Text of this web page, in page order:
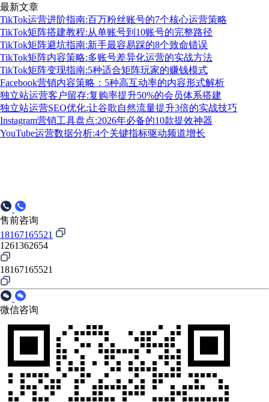
最新文章
TikTok运营进阶指南:百万粉丝账号的7个核心运营策略
TikTok矩阵搭建教程:从单账号到10账号的完整路径
TikTok矩阵避坑指南:新手最容易踩的8个致命错误
TikTok矩阵内容策略:多账号差异化运营的实战方法
TikTok矩阵变现指南:5种适合矩阵玩家的赚钱模式
Facebook营销内容策略：5种高互动率的内容形式解析
独立站运营客户留存:复购率提升50%的会员体系搭建
独立站运营SEO优化:让谷歌自然流量提升3倍的实战技巧
Instagram营销工具盘点:2026年必备的10款提效神器
YouTube运营数据分析:4个关键指标驱动频道增长
售前咨询
18167165521
1261362654
18167165521
微信咨询